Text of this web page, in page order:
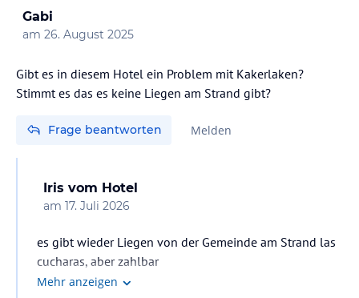
Gabi
am 26. August 2025
Gibt es in diesem Hotel ein Problem mit Kakerlaken?
Stimmt es das es keine Liegen am Strand gibt?
Frage beantworten Melden
Iris vom Hotel
am 17. Juli 2026
es gibt wieder Liegen von der Gemeinde am Strand las
cucharas, aber zahlbar
Mehr anzeigen